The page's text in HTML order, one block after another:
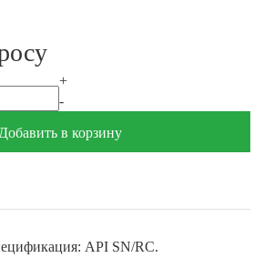
+
-
Добавить в корзину
API SN/RC.